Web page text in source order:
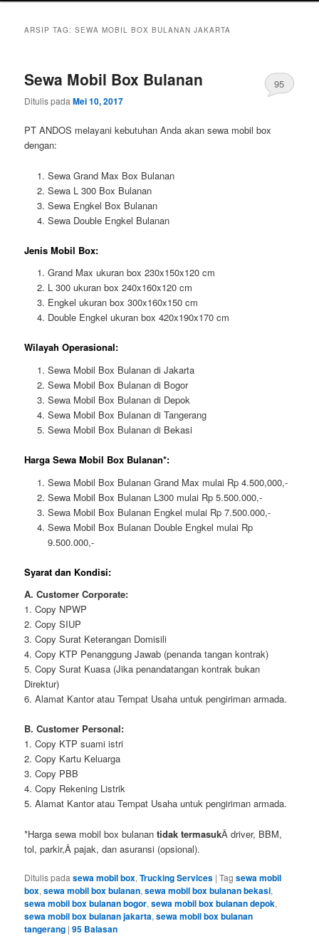
ARSIP TAG:SEWA MOBIL BOX BULANAN JAKARTA
Sewa Mobil Box Bulanan
Ditulis padaMei 10, 2017
95
PT ANDOS melayani kebutuhan Anda akan sewa mobil box
dengan:
Sewa Grand Max Box Bulanan
Sewa L 300 Box Bulanan
Sewa Engkel Box Bulanan
Sewa Double Engkel Bulanan
Jenis Mobil Box:
Grand Max ukuran box 230x150x120 cm
L 300 ukuran box 240x160x120 cm
Engkel ukuran box 300x160x150 cm
Double Engkel ukuran box 420x190x170 cm
Wilayah Operasional:
Sewa Mobil Box Bulanan di Jakarta
Sewa Mobil Box Bulanan di Bogor
Sewa Mobil Box Bulanan di Depok
Sewa Mobil Box Bulanan di Tangerang
Sewa Mobil Box Bulanan di Bekasi
Harga Sewa Mobil Box Bulanan*:
Sewa Mobil Box Bulanan Grand Max mulai Rp 4.500,000,-
Sewa Mobil Box Bulanan L300 mulai Rp 5.500.000,-
Sewa Mobil Box Bulanan Engkel mulai Rp 7.500.000,-
Sewa Mobil Box Bulanan Double Engkel mulai Rp
9.500.000,-
Syarat dan Kondisi:
A. Customer Corporate:
1. Copy NPWP
2. Copy SIUP
3. Copy Surat Keterangan Domisili
4. Copy KTP Penanggung Jawab (penanda tangan kontrak)
5. Copy Surat Kuasa (Jika penandatangan kontrak bukan
Direktur)
6. Alamat Kantor atau Tempat Usaha untuk pengiriman armada.
B. Customer Personal:
1. Copy KTP suami istri
2. Copy Kartu Keluarga
3. Copy PBB
4. Copy Rekening Listrik
5. Alamat Kantor atau Tempat Usaha untuk pengiriman armada.
*Harga sewa mobil box bulanantidak termasukÂ driver, BBM,
tol, parkir,Â pajak, dan asuransi (opsional).
Ditulis pada sewa mobil box,Trucking Services |Tag sewa mobil
box,sewa mobil box bulanan,sewa mobil box bulanan bekasi,
sewa mobil box bulanan bogor,sewa mobil box bulanan depok,
sewa mobil box bulanan jakarta,sewa mobil box bulanan
tangerang |95 Balasan